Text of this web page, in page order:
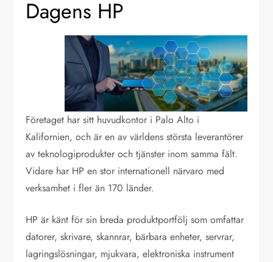
Dagens HP
Företaget har sitt huvudkontor i Palo Alto i
Kalifornien, och är en av världens största leverantörer
av teknologiprodukter och tjänster inom samma fält.
Vidare har HP en stor internationell närvaro med
verksamhet i fler än 170 länder.
HP är känt för sin breda produktportfölj som omfattar
datorer, skrivare, skannrar, bärbara enheter, servrar,
lagringslösningar, mjukvara, elektroniska instrument